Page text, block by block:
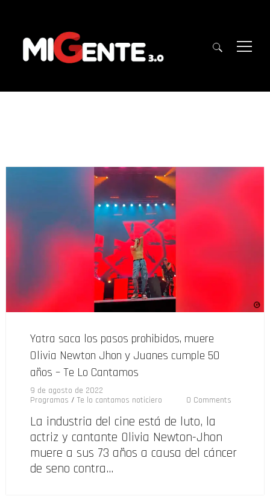
Yatra saca los pasos prohibidos, muere
Olivia Newton Jhon y Juanes cumple 50
años – Te Lo Cantamos
9 de agosto de 2022
Programas / Te lo cantamos noticiero 0 Comments
La industria del cine está de luto, la
actriz y cantante Olivia Newton-Jhon
muere a sus 73 años a causa del cáncer
de seno contra…